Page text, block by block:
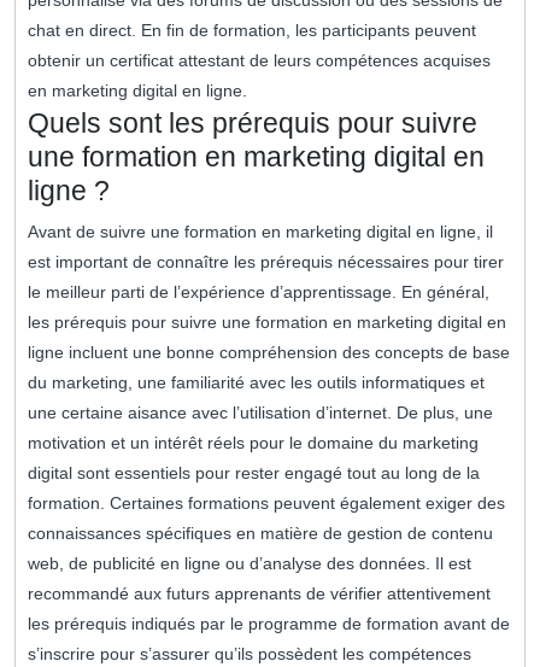
chat en direct. En fin de formation, les participants peuvent
obtenir un certificat attestant de leurs compétences acquises
en marketing digital en ligne.
Quels sont les prérequis pour suivre
une formation en marketing digital en
ligne ?
Avant de suivre une formation en marketing digital en ligne, il
est important de connaître les prérequis nécessaires pour tirer
le meilleur parti de l’expérience d’apprentissage. En général,
les prérequis pour suivre une formation en marketing digital en
ligne incluent une bonne compréhension des concepts de base
du marketing, une familiarité avec les outils informatiques et
une certaine aisance avec l’utilisation d’internet. De plus, une
motivation et un intérêt réels pour le domaine du marketing
digital sont essentiels pour rester engagé tout au long de la
formation. Certaines formations peuvent également exiger des
connaissances spécifiques en matière de gestion de contenu
web, de publicité en ligne ou d’analyse des données. Il est
recommandé aux futurs apprenants de vérifier attentivement
les prérequis indiqués par le programme de formation avant de
s’inscrire pour s’assurer qu’ils possèdent les compétences